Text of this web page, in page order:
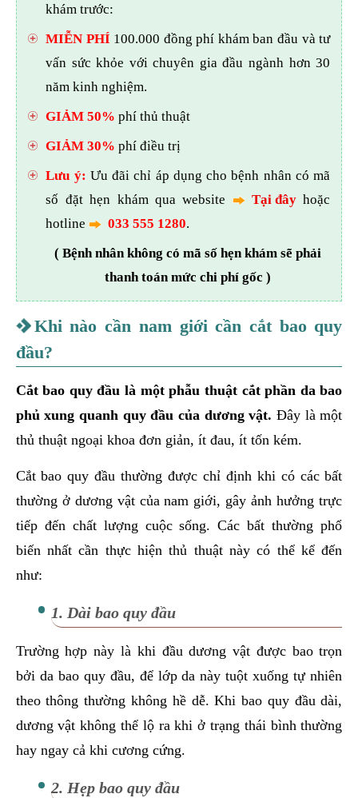
khám trước:
MIỄN PHÍ 100.000 đồng phí khám ban đầu và tư
vấn sức khỏe với chuyên gia đầu ngành hơn 30
năm kinh nghiệm.
GIẢM 50% phí thủ thuật
GIẢM 30% phí điều trị
Lưu ý: Ưu đãi chỉ áp dụng cho bệnh nhân có mã
số đặt hẹn khám qua website
Tại đâyhoặc
hotline
033 555 1280.
( Bệnh nhân không có mã số hẹn khám sẽ phải
thanh toán mức chi phí gốc )
Khi nào cần nam giới cần cắt bao quy
đầu?
Cắt bao quy đầu là một phẫu thuật cắt phần da bao
phủ xung quanh quy đầu của dương vật. Đây là một
thủ thuật ngoại khoa đơn giản, ít đau, ít tốn kém.
Cắt bao quy đầu thường được chỉ định khi có các bất
thường ở dương vật của nam giới, gây ảnh hưởng trực
tiếp đến chất lượng cuộc sống. Các bất thường phổ
biến nhất cần thực hiện thủ thuật này có thể kể đến
như:
1. Dài bao quy đầu
Trường hợp này là khi đầu dương vật được bao trọn
bởi da bao quy đầu, để lớp da này tuột xuống tự nhiên
theo thông thường không hề dễ. Khi bao quy đầu dài,
dương vật không thể lộ ra khi ở trạng thái bình thường
hay ngay cả khi cương cứng.
2. Hẹp bao quy đầu